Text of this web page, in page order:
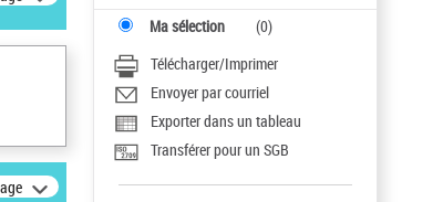
Ma sélection (0)
Télécharger/Imprimer
Envoyer par courriel
Exporter dans un tableau
Transférer pour un SGB